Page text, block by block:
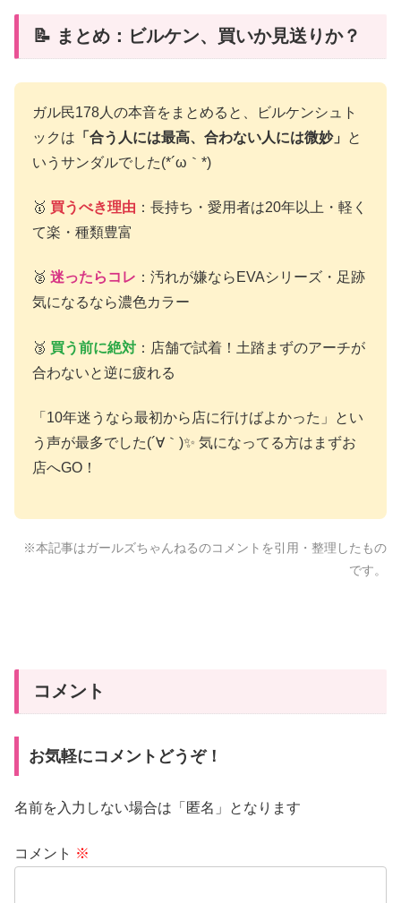
📝 まとめ：ビルケン、買いか見送りか？
ガル民178人の本音をまとめると、ビルケンシュト
ックは 「合う人には最高、合わない人には微妙」
と
いうサンダルでした(*´ω｀*)
🥇 買うべき理由 ：長持ち・愛用者は20年以上・軽く
て楽・種類豊富
🥈 迷ったらコレ ：汚れが嫌ならEVAシリーズ・足跡
気になるなら濃色カラー
🥉 買う前に絶対 ：店舗で試着！土踏まずのアーチが
合わないと逆に疲れる
「10年迷うなら最初から店に行けばよかった」とい
う声が最多でした(´∀｀)✨ 気になってる方はまずお
店へGO！
※本記事はガールズちゃんねるのコメントを引用・整理したもの
です。
コメント
お気軽にコメントどうぞ！
名前を入力しない場合は「匿名」となります
コメント ※